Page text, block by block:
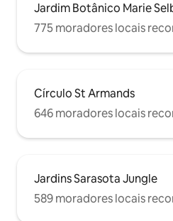
Jardim Botânico Marie
775 moradores locais
Círculo St Armands
646 moradores locais
Jardins Sarasota Jungle
589 moradores locais